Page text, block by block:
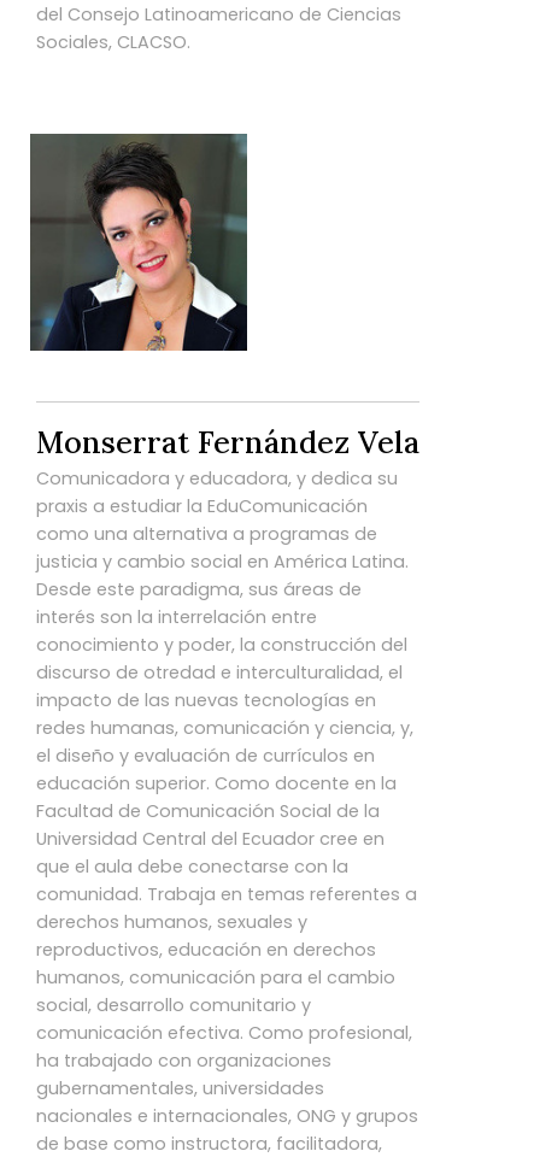
del Consejo Latinoamericano de Ciencias
Sociales, CLACSO.
Monserrat Fernández Vela
Comunicadora y educadora, y dedica su
praxis a estudiar la EduComunicación
como una alternativa a programas de
justicia y cambio social en América Latina.
Desde este paradigma, sus áreas de
interés son la interrelación entre
conocimiento y poder, la construcción del
discurso de otredad e interculturalidad, el
impacto de las nuevas tecnologías en
redes humanas, comunicación y ciencia, y,
el diseño y evaluación de currículos en
educación superior. Como docente en la
Facultad de Comunicación Social de la
Universidad Central del Ecuador cree en
que el aula debe conectarse con la
comunidad. Trabaja en temas referentes a
derechos humanos, sexuales y
reproductivos, educación en derechos
humanos, comunicación para el cambio
social, desarrollo comunitario y
comunicación efectiva. Como profesional,
ha trabajado con organizaciones
gubernamentales, universidades
nacionales e internacionales, ONG y grupos
de base como instructora, facilitadora,